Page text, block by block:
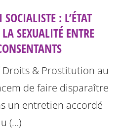
: L’ÉTAT
SEXUALITÉ ENTRE
& Prostitution au
de faire disparaître
un entretien accordé
(…)